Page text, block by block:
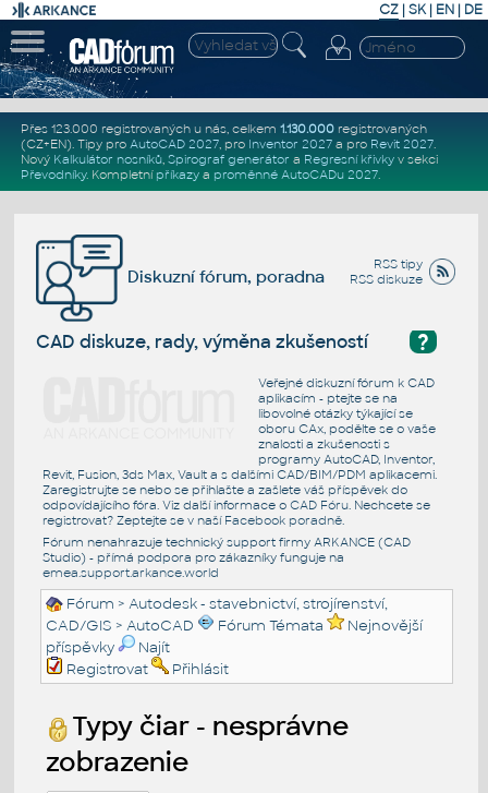
CZ | SK| EN | DE
Přes 123.000 registrovaných u nás, celkem 1.130.000registrovaných
(CZ+EN). Tipy pro AutoCAD 2027, pro Inventor 2027a pro Revit 2027.
Nový Kalkulátor nosníků, Spirograf generátor a Regresní křivkyv sekci
Převodníky. Kompletní příkazya proměnné AutoCADu 2027.
RSS tipy
RSS diskuze
Diskuzní fórum, poradna
?
CAD diskuze, rady, výměna zkušeností
Veřejné diskuzní fórum k CAD
aplikacím - ptejte se na
libovolné otázky týkající se
oboru CAx, podělte se o vaše
znalosti a zkušenosti s
programy AutoCAD, Inventor,
Revit, Fusion, 3ds Max, Vault a s dalšími CAD/BIM/PDM aplikacemi.
Zaregistrujte se nebo se přihlašte a zašlete váš příspěvek do
odpovídajícího fóra. Viz další informace o CAD Fóru. Nechcete se
registrovat? Zeptejte se v naší Facebook poradně.
Fórum nenahrazuje technický support firmy ARKANCE (CAD
Studio) - přímá podpora pro zákazníky funguje na
emea.support.arkance.world
Fórum >Autodesk - stavebnictví, strojírenství,
CAD/GIS >AutoCAD Fórum Témata
Nejnovější
příspěvky
Najít
Registrovat
Přihlásit
Typy čiar - nesprávne
zobrazenie